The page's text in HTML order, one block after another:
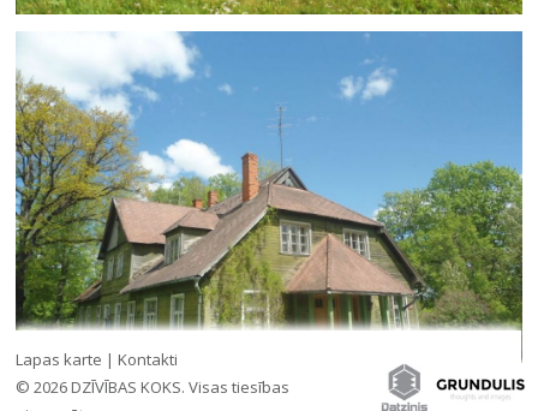
Lapas karte | Kontakti
© 2026 DZĪVĪBAS KOKS. Visas tiesības